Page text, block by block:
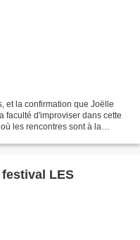
et la confirmation que Joëlle
faculté d'improviser dans cette
les rencontres sont à la
LES